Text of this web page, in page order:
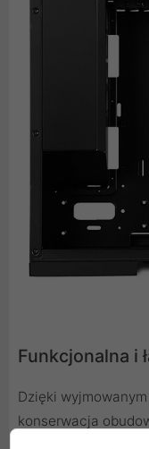
Funkcjonalna i
Dzięki
konserwacja